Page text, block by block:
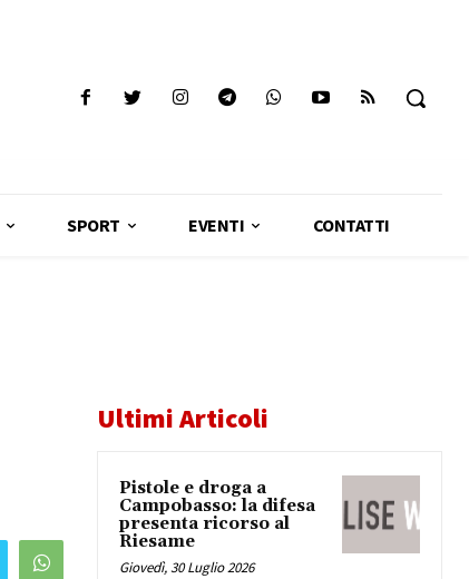
SPORT EVENTI CONTATTI
Ultimi Articoli
Pistole e droga a
Campobasso: la difesa
presenta ricorso al
Riesame
Giovedì, 30 Luglio 2026